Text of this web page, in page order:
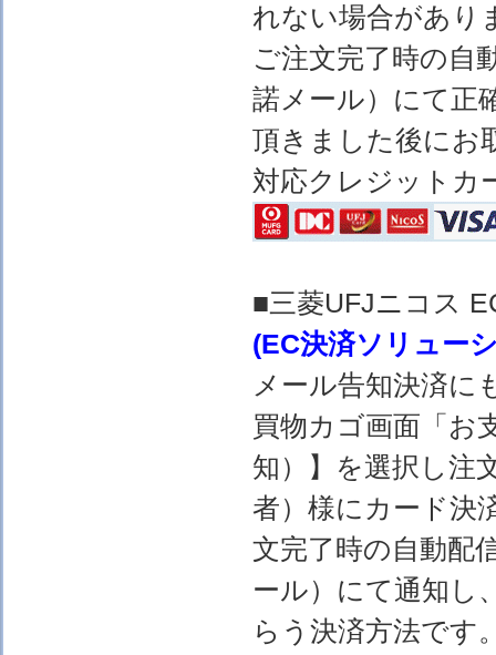
れない場合があり
ご注文完了時の自
諾メール）にて正
頂きました後にお
対応クレジットカ
■三菱UFJニコス
(EC決済ソリュー
メール告知決済に
買物カゴ画面「お
知）】を選択し注
者）様にカード決
文完了時の自動配
ール）にて通知し
らう決済方法です